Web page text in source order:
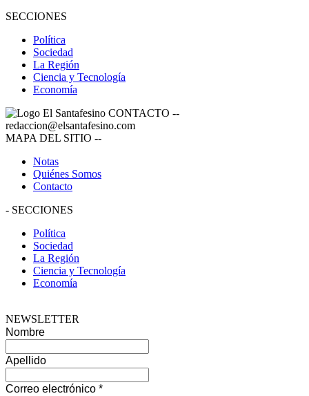
SECCIONES
Política
Sociedad
La Región
Ciencia y Tecnología
Economía
CONTACTO --
redaccion@elsantafesino.com
MAPA DEL SITIO --
Notas
Quiénes Somos
Contacto
- SECCIONES
Política
Sociedad
La Región
Ciencia y Tecnología
Economía
NEWSLETTER
Nombre
Apellido
Correo electrónico *